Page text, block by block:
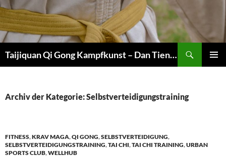
Zum
Inhalt
springen
Taijiquan Qi Gong Kampfkunst – Dan Tien Martial Arts
Archiv der Kategorie: Selbstverteidigungstraining
FITNESS,KRAV MAGA,QI GONG,SELBSTVERTEIDIGUNG,
SELBSTVERTEIDIGUNGSTRAINING,TAI CHI,TAI CHI TRAINING,URBAN
SPORTS CLUB,WELLHUB